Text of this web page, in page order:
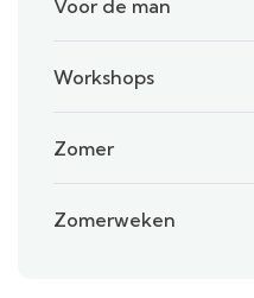
Voor de man
Workshops
Zomer
Zomerweken